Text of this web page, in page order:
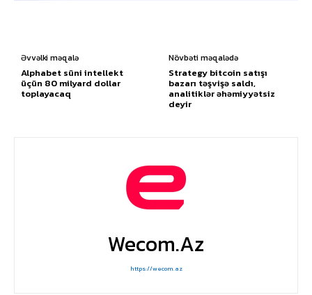
Əvvəlki məqalə
Alphabet süni intellekt
üçün 80 milyard dollar
toplayacaq
Növbəti məqalədə
Strategy bitcoin satışı
bazarı təşvişə saldı,
analitiklər əhəmiyyətsiz
deyir
Wecom.az
https://wecom.az